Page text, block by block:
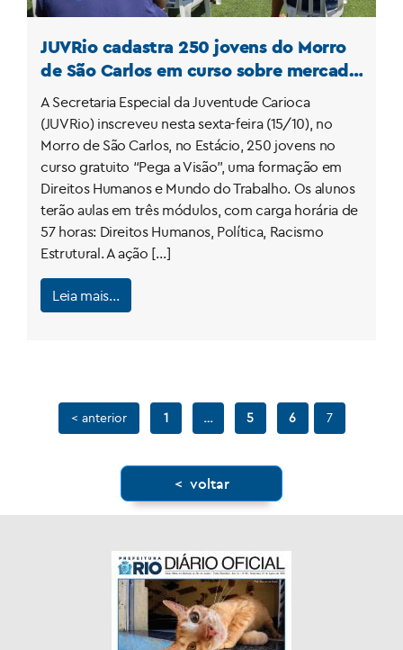
JUVRio cadastra 250 jovens do Morro
de São Carlos em curso sobre mercado
de trabalho e direitos humanos
A Secretaria Especial da Juventude Carioca
(JUVRio) inscreveu nesta sexta-feira (15/10), no
Morro de São Carlos, no Estácio, 250 jovens no
curso gratuito “Pega a Visão”, uma formação em
Direitos Humanos e Mundo do Trabalho. Os alunos
terão aulas em três módulos, com carga horária de
57 horas: Direitos Humanos, Política, Racismo
Estrutural. A ação […]
Leia mais…
< anterior 1 … 5 6 7
< voltar